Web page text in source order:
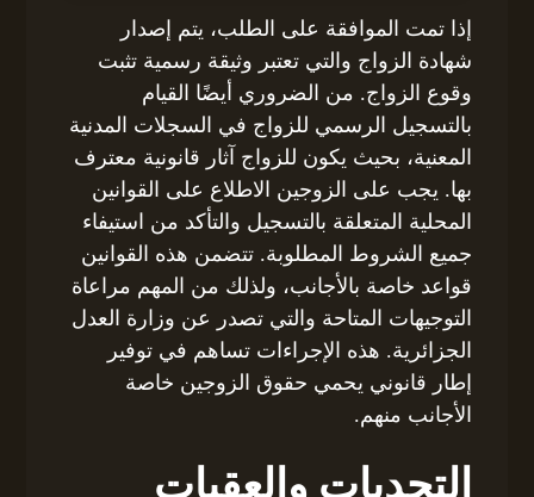
إذا تمت الموافقة على الطلب، يتم إصدار
شهادة الزواج والتي تعتبر وثيقة رسمية تثبت
وقوع الزواج. من الضروري أيضًا القيام
بالتسجيل الرسمي للزواج في السجلات المدنية
المعنية، بحيث يكون للزواج آثار قانونية معترف
بها. يجب على الزوجين الاطلاع على القوانين
المحلية المتعلقة بالتسجيل والتأكد من استيفاء
جميع الشروط المطلوبة. تتضمن هذه القوانين
قواعد خاصة بالأجانب، ولذلك من المهم مراعاة
التوجيهات المتاحة والتي تصدر عن وزارة العدل
الجزائرية. هذه الإجراءات تساهم في توفير
إطار قانوني يحمي حقوق الزوجين خاصة
الأجانب منهم.
التحديات والعقبات